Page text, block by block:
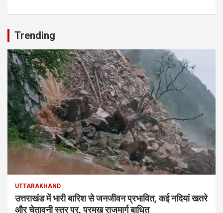
Trending
UTTARAKHAND
उत्तराखंड में भारी बारिश से जनजीवन प्रभावित, कई नदियां खतरे
और चेतावनी स्तर पर, प्रमुख राजमार्ग बाधित